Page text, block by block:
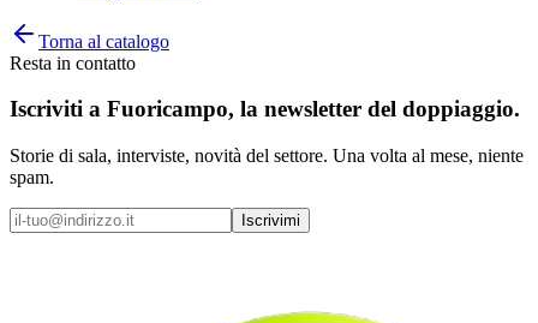
Torna al catalogo
Resta in contatto
Iscriviti a Fuoricampo, la newsletter del doppiaggio.
Storie di sala, interviste, novità del settore. Una volta al mese, niente
spam.
Iscrivimi